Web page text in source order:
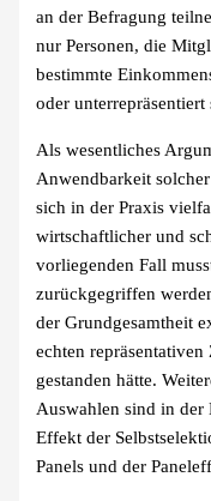
an der Befragung
nur Personen, die
bestimmte
oder unterrepräsentiert
Als wesentliches
Anwendbarkeit
sich in der Praxis
wirtschaftlicher und
vorliegenden Fall
zurückgegriffen
der Grundgesamtheit
echten
gestanden hätte.
Auswahlen sind in der
Effekt der
Panels und der